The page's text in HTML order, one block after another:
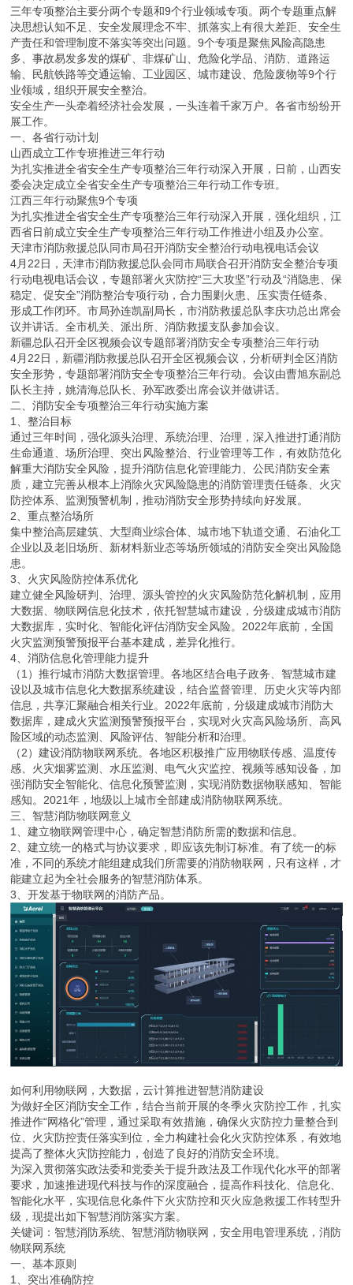
三年专项整治主要分两个专题和9个行业领域专项。两个专题重点解
决思想认知不足、安全发展理念不牢、抓落实上有很大差距、安全生
产责任和管理制度不落实等突出问题。9个专项是聚焦风险高隐患
多、事故易发多发的煤矿、非煤矿山、危险化学品、消防、道路运
输、民航铁路等交通运输、工业园区、城市建设、危险废物等9个行
业领域，组织开展安全整治。
安全生产一头牵着经济社会发展，一头连着千家万户。各省市纷纷开
展工作。
一、各省行动计划
山西成立工作专班推进三年行动
为扎实推进全省安全生产专项整治三年行动深入开展，日前，山西安
委会决定成立全省安全生产专项整治三年行动工作专班。
江西三年行动聚焦9个专项
为扎实推进全省安全生产专项整治三年行动深入开展，强化组织，江
西省日前成立安全生产专项整治三年行动工作推进小组及办公室。
天津市消防救援总队同市局召开消防安全整治行动电视电话会议
4月22日，天津市消防救援总队会同市局联合召开消防安全整治专项
行动电视电话会议，专题部署火灾防控“三大攻坚”行动及“消隐患、保
稳定、促安全”消防整治专项行动，合力围剿火患、压实责任链条、
形成工作闭环。市局孙连凯副局长，市消防救援总队李庆功总出席会
议并讲话。全市机关、派出所、消防救援支队参加会议。
新疆总队召开全区视频会议专题部署消防安全专项整治三年行动
4月22日，新疆消防救援总队召开全区视频会议，分析研判全区消防
安全形势，专题部署消防安全专项整治三年行动。会议由曹旭东副总
队长主持，姚清海总队长、孙军政委出席会议并做讲话。
二、消防安全专项整治三年行动实施方案
1、整治目标
通过三年时间，强化源头治理、系统治理、治理，深入推进打通消防
生命通道、场所治理、突出风险整治、行业管理等工作，有效防范化
解重大消防安全风险，提升消防信息化管理能力、公民消防安全素
质，建立完善从根本上消除火灾风险隐患的消防管理责任链条、火灾
防控体系、监测预警机制，推动消防安全形势持续向好发展。
2、重点整治场所
集中整治高层建筑、大型商业综合体、城市地下轨道交通、石油化工
企业以及老旧场所、新材料新业态等场所领域的消防安全突出风险隐
患。
3、火灾风险防控体系优化
建立健全风险研判、治理、源头管控的火灾风险防范化解机制，应用
大数据、物联网信息化技术，依托智慧城市建设，分级建成城市消防
大数据库，实时化、智能化评估消防安全风险。2022年底前，全国
火灾监测预警预报平台基本建成，差异化推行。
4、消防信息化管理能力提升
（1）推行城市消防大数据管理。各地区结合电子政务、智慧城市建
设以及城市信息化大数据系统建设，结合监督管理、历史火灾等内部
信息，共享汇聚融合相关行业。2022年底前，分级建成城市消防大
数据库，建成火灾监测预警预报平台，实现对火灾高风险场所、高风
险区域的动态监测、风险评估、智能分析和治理。
（2）建设消防物联网系统。各地区积极推广应用物联传感、温度传
感、火灾烟雾监测、水压监测、电气火灾监控、视频等感知设备，加
强消防安全智能化、信息化预警监测，实现消防数据物联感知、智能
感知。2021年，地级以上城市全部建成消防物联网系统。
三、智慧消防物联网意义
1、建立物联网管理中心，确定智慧消防所需的数据和信息。
2、建立统一的格式与协议要求，即应该先制订标准。有了统一的标
准，不同的系统才能组建成我们所需要的消防物联网，只有这样，才
能建立起为全社会服务的智慧消防体系。
3、开发基于物联网的消防产品。
如何利用物联网，大数据，云计算推进智慧消防建设
为做好全区消防安全工作，结合当前开展的冬季火灾防控工作，扎实
推进作“网格化”管理，通过采取有效措施，确保火灾防控力量整合到
位、火灾防控责任落实到位，全力构建社会化火灾防控体系，有效地
提高了整体火灾防控能力，创造了良好的消防安全环境。
为深入贯彻落实政法委和党委关于提升政法及工作现代化水平的部署
要求，加速推进现代科技与作的深度融合，提高作科技化、信息化、
智能化水平，实现信息化条件下火灾防控和灭火应急救援工作转型升
级，现提出如下智慧消防落实方案。
关键词：智慧消防系统、智慧消防物联网，安全用电管理系统，消防
物联网系统
一、基本原则
1、突出准确防控